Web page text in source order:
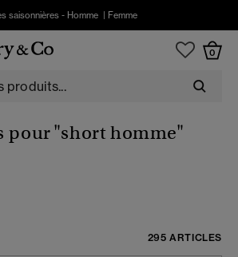
saisonnières - Homme Femme
0
pour"short homme"
295 ARTICLES